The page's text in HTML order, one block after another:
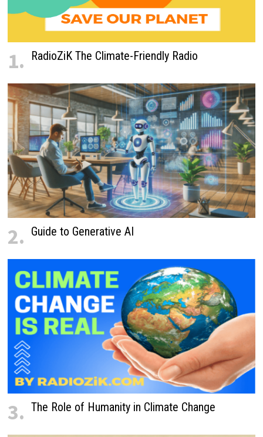
1. RadioZiK The Climate-Friendly Radio
2. Guide to Generative AI
3. The Role of Humanity in Climate Change